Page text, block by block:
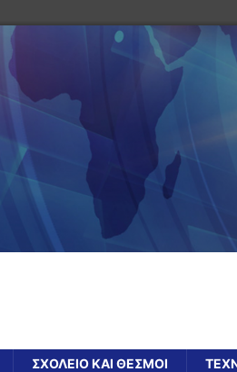
ΣΧΟΛΕΙΟ ΚΑΙ ΘΕΣΜΟΙ